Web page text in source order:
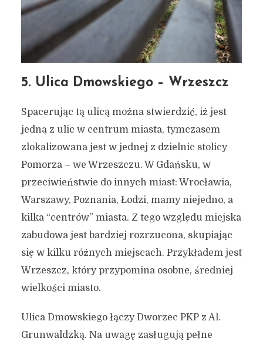
5. Ulica Dmowskiego – Wrzeszcz
Spacerując tą ulicą można stwierdzić, iż jest
jedną z ulic w centrum miasta, tymczasem
zlokalizowana jest w jednej z dzielnic stolicy
Pomorza – we Wrzeszczu. W Gdańsku, w
przeciwieństwie do innych miast: Wrocławia,
Warszawy, Poznania, Łodzi, mamy niejedno, a
kilka “centrów” miasta. Z tego względu miejska
zabudowa jest bardziej rozrzucona, skupiając
się w kilku różnych miejscach. Przykładem jest
Wrzeszcz, który przypomina osobne, średniej
wielkości miasto.
Ulica Dmowskiego łączy Dworzec PKP z Al.
Grunwaldzką. Na uwagę zasługują pełne